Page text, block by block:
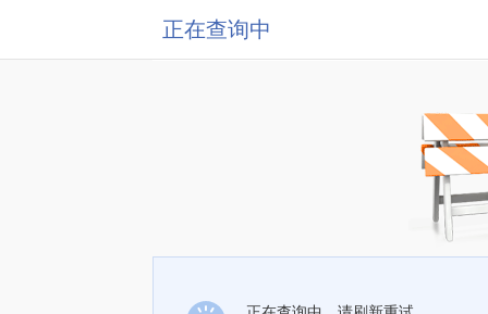
正在查询中